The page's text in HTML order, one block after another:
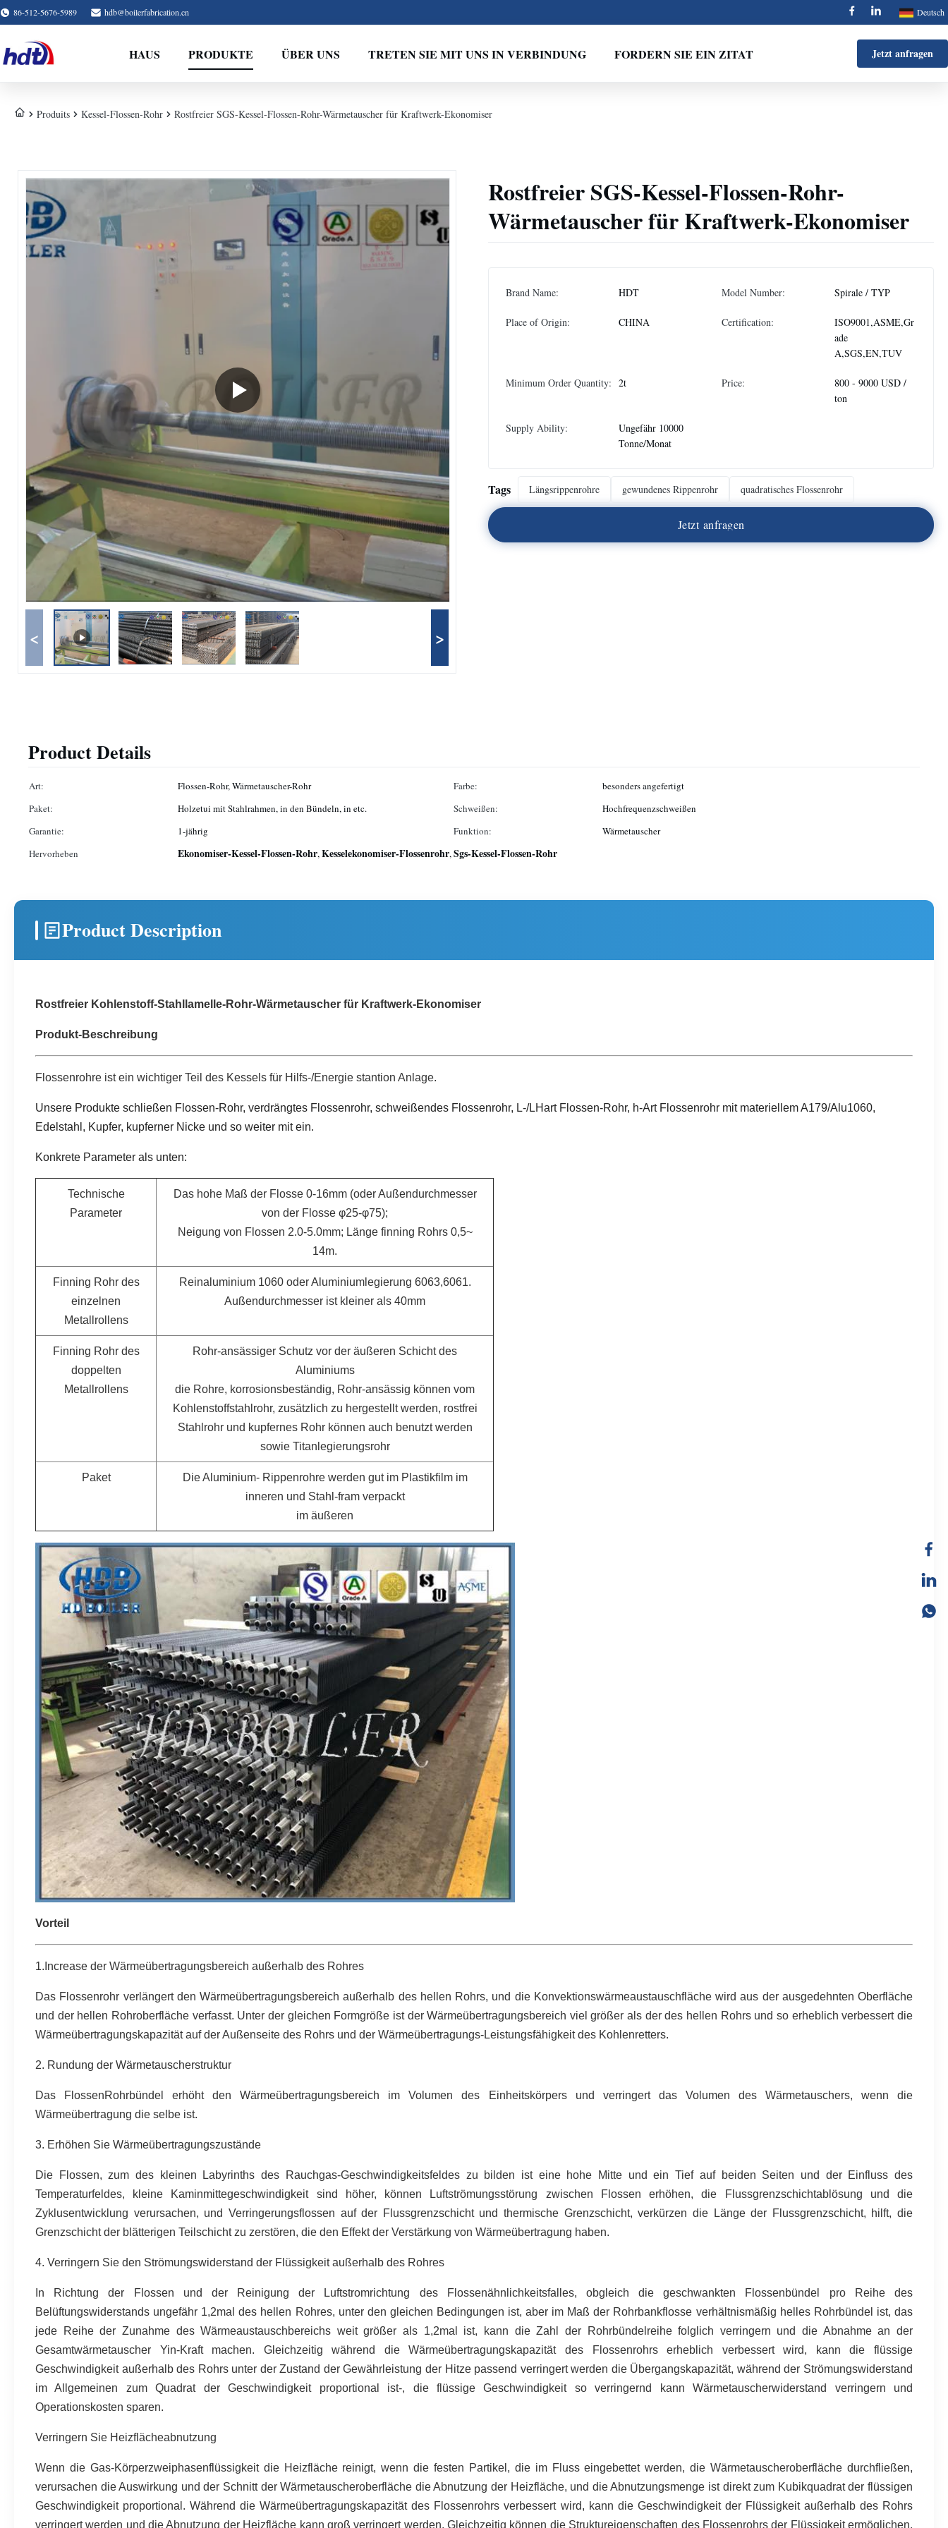
86-512-5676-5989 hdb@boilerfabrication.cn Deutsch
HAUS PRODUKTE ÜBER UNS TRETEN SIE MIT UNS IN VERBINDUNG FORDERN SIE EIN ZITAT Jetzt anfragen
Produits Kessel-Flossen-Rohr Rostfreier SGS-Kessel-Flossen-Rohr-Wärmetauscher für Kraftwerk-Ekonomiser
< >
Rostfreier SGS-Kessel-Flossen-Rohr-
Wärmetauscher für Kraftwerk-Ekonomiser
Brand Name: HDT Model Number: Spirale / TYP
Place of Origin: CHINA Certification:
ISO9001,ASME,Gr
ade
A,SGS,EN,TUV
Minimum Order Quantity: 2t Price:
800 - 9000 USD /
ton
Supply Ability:
Ungefähr 10000
Tonne/Monat
Tags Längsrippenrohre gewundenes Rippenrohr quadratisches Flossenrohr
Jetzt anfragen
Product Details
Art: Flossen-Rohr, Wärmetauscher-Rohr Farbe:
besonders angefertigt
Paket:
Holzetui mit Stahlrahmen, in den Bündeln, in etc. Schweißen:
Hochfrequenzschweißen
Garantie:
1-jährig Funktion:
Wärmetauscher
Hervorheben
Ekonomiser-Kessel-Flossen-Rohr,Kesselekonomiser-Flossenrohr,Sgs-Kessel-Flossen-Rohr
Product Description
Rostfreier Kohlenstoff-Stahllamelle-Rohr-Wärmetauscher für Kraftwerk-Ekonomiser
Produkt-Beschreibung
Flossenrohre ist ein wichtiger Teil des Kessels für Hilfs-/Energie stantion Anlage.
Unsere Produkte schließen Flossen-Rohr, verdrängtes Flossenrohr, schweißendes Flossenrohr, L-/LHart Flossen-Rohr, h-Art Flossenrohr mit materiellem A179/Alu1060,
Edelstahl, Kupfer, kupferner Nicke und so weiter mit ein.
Konkrete Parameter als unten:
Technische
Parameter
Das hohe Maß der Flosse 0-16mm (oder Außendurchmesser
von der Flosse φ25-φ75);
Neigung von Flossen 2.0-5.0mm; Länge finning Rohrs 0,5~
14m.
Finning Rohr des
einzelnen
Metallrollens
Reinaluminium 1060 oder Aluminiumlegierung 6063,6061.
Außendurchmesser ist kleiner als 40mm
Finning Rohr des
doppelten
Metallrollens
Rohr-ansässiger Schutz vor der äußeren Schicht des
Aluminiums
die Rohre, korrosionsbeständig, Rohr-ansässig können vom
Kohlenstoffstahlrohr, zusätzlich zu hergestellt werden, rostfrei
Stahlrohr und kupfernes Rohr können auch benutzt werden
sowie Titanlegierungsrohr
Paket
Die Aluminium- Rippenrohre werden gut im Plastikfilm im
inneren und Stahl-fram verpackt
im äußeren
Vorteil
1.Increase der Wärmeübertragungsbereich außerhalb des Rohres
Das Flossenrohr verlängert den Wärmeübertragungsbereich außerhalb des hellen Rohrs, und die Konvektionswärmeaustauschfläche wird aus der ausgedehnten Oberfläche
und der hellen Rohroberfläche verfasst. Unter der gleichen Formgröße ist der Wärmeübertragungsbereich viel größer als der des hellen Rohrs und so erheblich verbessert die
Wärmeübertragungskapazität auf der Außenseite des Rohrs und der Wärmeübertragungs-Leistungsfähigkeit des Kohlenretters.
2. Rundung der Wärmetauscherstruktur
Das FlossenRohrbündel erhöht den Wärmeübertragungsbereich im Volumen des Einheitskörpers und verringert das Volumen des Wärmetauschers, wenn die
Wärmeübertragung die selbe ist.
3. Erhöhen Sie Wärmeübertragungszustände
Die Flossen, zum des kleinen Labyrinths des Rauchgas-Geschwindigkeitsfeldes zu bilden ist eine hohe Mitte und ein Tief auf beiden Seiten und der Einfluss des
Temperaturfeldes, kleine Kaminmittegeschwindigkeit sind höher, können Luftströmungsstörung zwischen Flossen erhöhen, die Flussgrenzschichtablösung und die
Zyklusentwicklung verursachen, und Verringerungsflossen auf der Flussgrenzschicht und thermische Grenzschicht, verkürzen die Länge der Flussgrenzschicht, hilft, die
Grenzschicht der blätterigen Teilschicht zu zerstören, die den Effekt der Verstärkung von Wärmeübertragung haben.
4. Verringern Sie den Strömungswiderstand der Flüssigkeit außerhalb des Rohres
In Richtung der Flossen und der Reinigung der Luftstromrichtung des Flossenähnlichkeitsfalles, obgleich die geschwankten Flossenbündel pro Reihe des
Belüftungswiderstands ungefähr 1,2mal des hellen Rohres, unter den gleichen Bedingungen ist, aber im Maß der Rohrbankflosse verhältnismäßig helles Rohrbündel ist, das
jede Reihe der Zunahme des Wärmeaustauschbereichs weit größer als 1,2mal ist, kann die Zahl der Rohrbündelreihe folglich verringern und die Abnahme an der
Gesamtwärmetauscher Yin-Kraft machen. Gleichzeitig während die Wärmeübertragungskapazität des Flossenrohrs erheblich verbessert wird, kann die flüssige
Geschwindigkeit außerhalb des Rohrs unter der Zustand der Gewährleistung der Hitze passend verringert werden die Übergangskapazität, während der Strömungswiderstand
im Allgemeinen zum Quadrat der Geschwindigkeit proportional ist-, die flüssige Geschwindigkeit so verringernd kann Wärmetauscherwiderstand verringern und
Operationskosten sparen.
Verringern Sie Heizflächeabnutzung
Wenn die Gas-Körperzweiphasenflüssigkeit die Heizfläche reinigt, wenn die festen Partikel, die im Fluss eingebettet werden, die Wärmetauscheroberfläche durchfließen,
verursachen die Auswirkung und der Schnitt der Wärmetauscheroberfläche die Abnutzung der Heizfläche, und die Abnutzungsmenge ist direkt zum Kubikquadrat der flüssigen
Geschwindigkeit proportional. Während die Wärmeübertragungskapazität des Flossenrohrs verbessert wird, kann die Geschwindigkeit der Flüssigkeit außerhalb des Rohrs
verringert werden und die Abnutzung der Heizfläche kann groß verringert werden. Gleichzeitig können die Struktureigenschaften des Flossenrohrs der Flüssigkeit ermöglichen,